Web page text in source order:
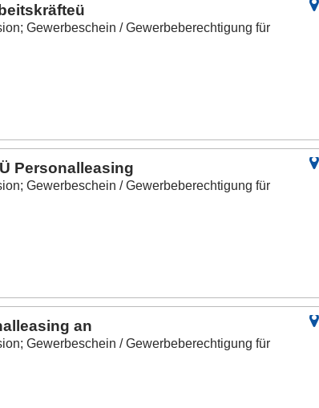
Gewerbeschein / Gewerbeberechtigung für
Personalleasing
Gewerbeschein / Gewerbeberechtigung für
an
Gewerbeschein / Gewerbeberechtigung für